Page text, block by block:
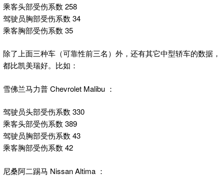
乘客头部受伤系数 258
驾驶员胸部受伤系数 34
乘客胸部受伤系数 35
除了上面三种车（可靠性前三名）外，还有其它中型轿车的数据，
都比凯美瑞好。比如：
雪佛兰马力普 Chevrolet Malibu ：
驾驶员头部受伤系数 330
乘客头部受伤系数 389
驾驶员胸部受伤系数 43
乘客胸部受伤系数 42
尼桑阿二踢马 Nissan Altima ：